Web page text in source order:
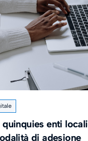
enti
di adesione